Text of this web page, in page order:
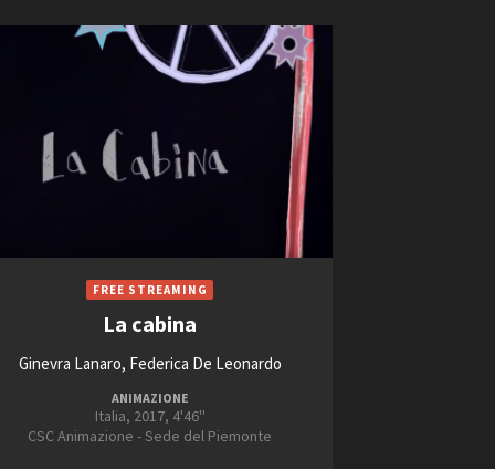
d’Arte
Venezia
Film Festival
Cinema di Roma
Festival
- Accedi al tuo profilo
- Nuovo utente
noi
- Scuola e Lavoro
Economici per
lavori in economia
Videoclip
2024
2025
2027
2028
La cabina
Ginevra Lanaro, Federica De Leonardo
ANIMAZIONE
Italia, 2017, 4'46''
CSC Animazione - Sede del Piemonte